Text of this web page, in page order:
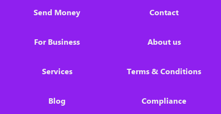
Send Money
For Business
Services
Blog
Contact
About us
Terms & Conditions
Compliance